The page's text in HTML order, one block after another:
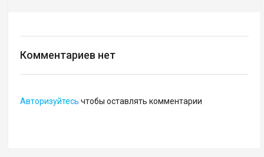
Комментариев нет
Авторизуйтесь чтобы оставлять комментарии